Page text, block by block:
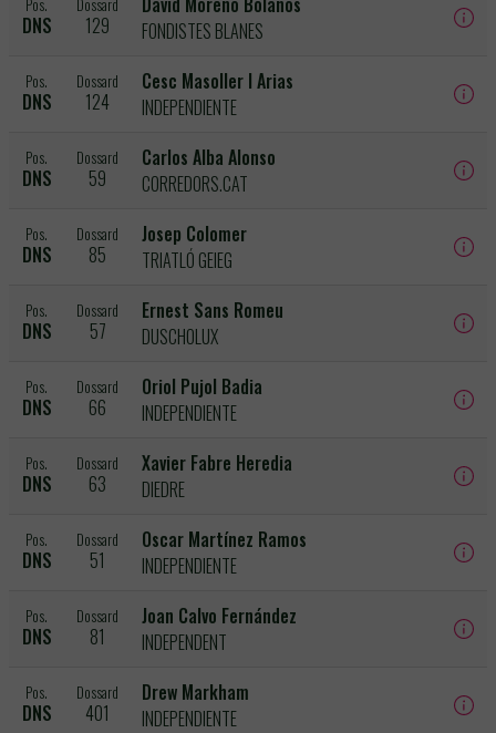
Pos.
DNS
Dossard
129
FONDISTES BLANES
Pos.
DNS
Dossard
124
Cesc Masoller I Arias
INDEPENDIENTE
Pos.
DNS
Dossard
59
Carlos Alba Alonso
CORREDORS.CAT
Pos.
DNS
Dossard
85
Josep Colomer
TRIATLÓ GEIEG
Pos.
DNS
Dossard
57
Ernest Sans Romeu
DUSCHOLUX
Pos.
DNS
Dossard
66
Oriol Pujol Badia
INDEPENDIENTE
Pos.
DNS
Dossard
63
Xavier Fabre Heredia
DIEDRE
Pos.
DNS
Dossard
51
Oscar Martínez Ramos
INDEPENDIENTE
Pos.
DNS
Dossard
81
Joan Calvo Fernández
INDEPENDENT
Pos.
DNS
Dossard
401
Drew Markham
INDEPENDIENTE